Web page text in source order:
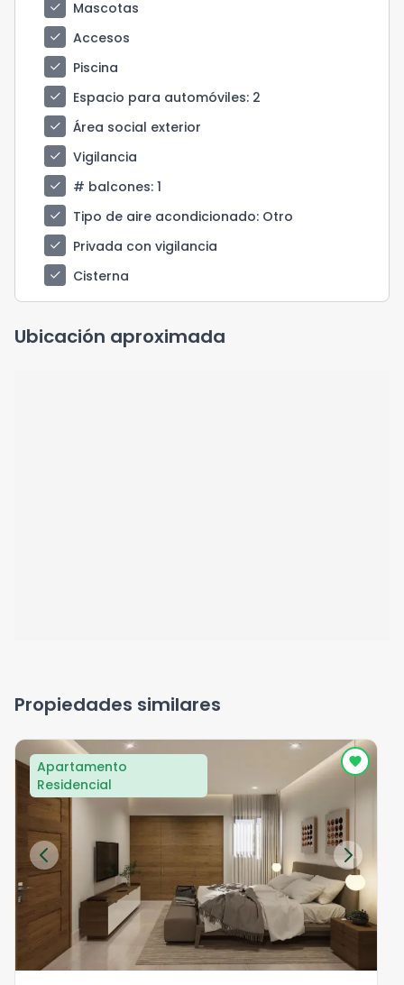
check
Mascotas
check
Accesos
check
Piscina
check
Espacio para automóviles: 2
check
Área social exterior
check
Vigilancia
check
# balcones: 1
check
Tipo de aire acondicionado: Otro
check
Privada con vigilancia
check
Cisterna
Ubicación aproximada
Propiedades similares
Apartamento
Residencial